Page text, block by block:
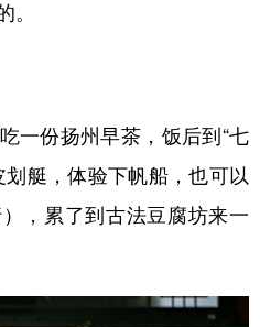
。
份扬州早茶，饭后到“七
艇，体验下帆船，也可以
，累了到古法豆腐坊来一